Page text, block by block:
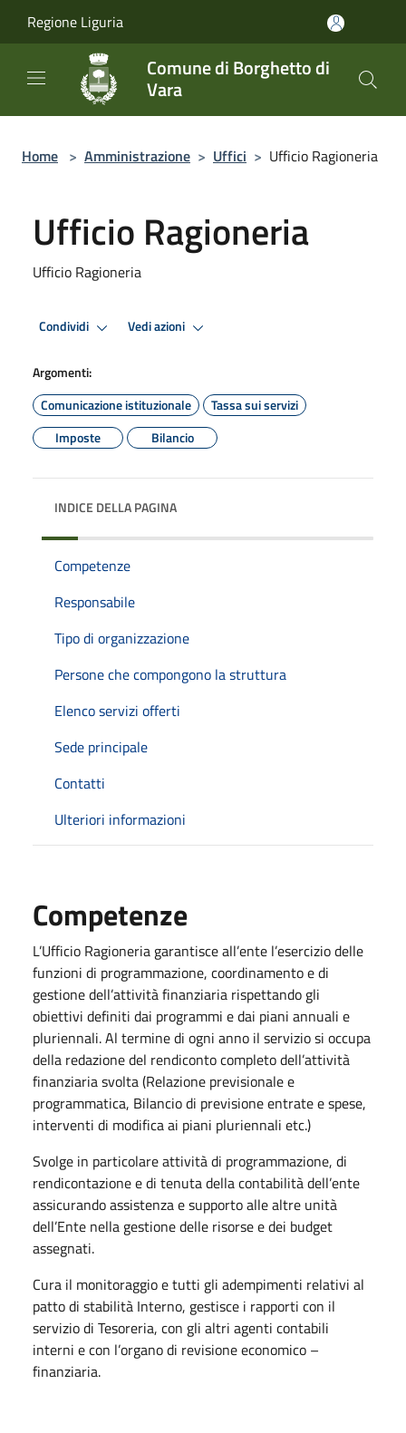
Regione Liguria
Comune di Borghetto di
Vara
Home > Amministrazione > Uffici > Ufficio Ragioneria
Ufficio Ragioneria
Ufficio Ragioneria
Condividi Vedi azioni
Argomenti:
Comunicazione istituzionale
Tassa sui servizi
Imposte
Bilancio
INDICE DELLA PAGINA
Competenze
Responsabile
Tipo di organizzazione
Persone che compongono la struttura
Elenco servizi offerti
Sede principale
Contatti
Ulteriori informazioni
Competenze
L’Ufficio Ragioneria garantisce all’ente l’esercizio delle
funzioni di programmazione, coordinamento e di
gestione dell’attività finanziaria rispettando gli
obiettivi definiti dai programmi e dai piani annuali e
pluriennali. Al termine di ogni anno il servizio si occupa
della redazione del rendiconto completo dell’attività
finanziaria svolta (Relazione previsionale e
programmatica, Bilancio di previsione entrate e spese,
interventi di modifica ai piani pluriennali etc.)
Svolge in particolare attività di programmazione, di
rendicontazione e di tenuta della contabilità dell’ente
assicurando assistenza e supporto alle altre unità
dell’Ente nella gestione delle risorse e dei budget
assegnati.
Cura il monitoraggio e tutti gli adempimenti relativi al
patto di stabilità Interno, gestisce i rapporti con il
servizio di Tesoreria, con gli altri agenti contabili
interni e con l’organo di revisione economico –
finanziaria.